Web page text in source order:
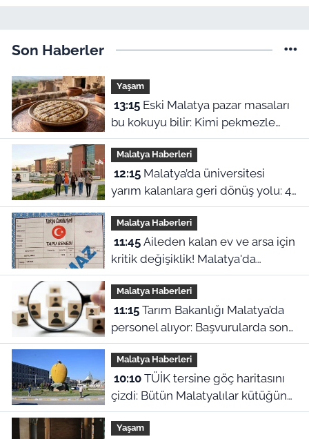
Son Haberler
Yaşam
13:15Eski Malatya pazar masaları
bu kokuyu bilir: Kimi pekmezle
yedi kimi yağla, işte o harle
Malatya Haberleri
12:15Malatya’da üniversitesi
yarım kalanlara geri dönüş yolu: 4
aylık başvuru süresi başladı!
Malatya Haberleri
11:45Aileden kalan ev ve arsa için
kritik değişiklik! Malatya'da
mirasçılar ne yapacak?
Malatya Haberleri
11:15Tarım Bakanlığı Malatya’da
personel alıyor: Başvurularda son
gün bugün!
Malatya Haberleri
10:10TÜİK tersine göç haritasını
çizdi: Bütün Malatyalılar kütüğüne
dönse Doğu’nun megakenti
oluyor!
Yaşam